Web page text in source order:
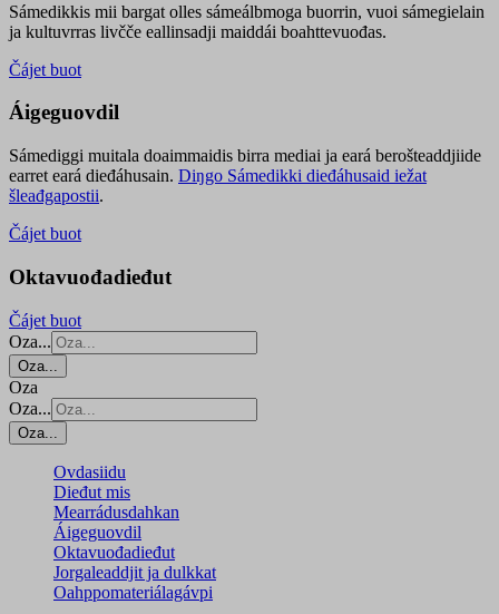
Sámedikkis mii bargat olles sámeálbmoga buorrin, vuoi sámegielain
ja kultuvrras livčče eallinsadji maiddái boahttevuođas.
Čájet buot
Áigeguovdil
Sámediggi muitala doaimmaidis birra mediai ja eará berošteaddjiide
earret eará dieđáhusain. Diŋgo Sámedikki dieđáhusaid iežat
šleađgapostii.
Čájet buot
Oktavuođadieđut
Čájet buot
Oza...
Oza...
Oza
Oza...
Oza...
Ovdasiidu
Dieđut mis
Mearrádusdahkan
Áigeguovdil
Oktavuođadieđut
Jorgaleaddjit ja dulkkat
Oahppomateriálagávpi